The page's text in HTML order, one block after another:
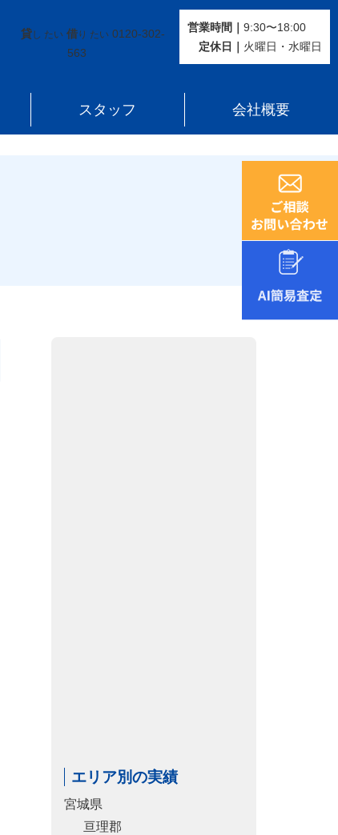
貸し たい 借り たい 0120-302-
563
営業時間｜ 9:30〜18:00
定休⽇｜ 火曜⽇・水曜⽇
スタッフ 会社概要
エリア別の実績
宮城県
亘理郡